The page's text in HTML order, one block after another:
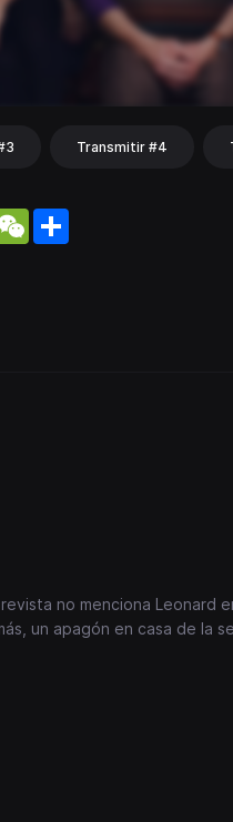
Transmitir #4
WeChat
no menciona Leonard
un apagón en casa de la